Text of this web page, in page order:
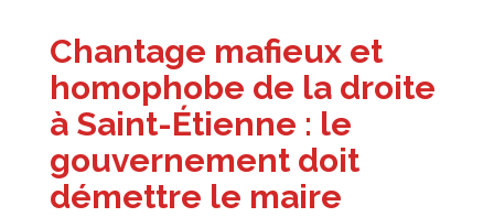
Chantage mafieux et
homophobe de la droite
à Saint-​Étienne : le
gouvernement doit
démettre le maire